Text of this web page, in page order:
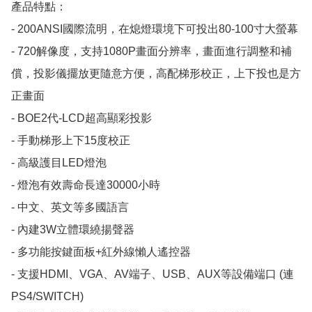
產品特點：
- 200ANSI國際流明，在熄燈環境下可投出80-100寸大螢幕
- 720解像度，支持1080P畫面分辨率，畫面進行調整和補
償，投影儀擺放更隨意方便，高配梯形校正，上下投也是方
正畫面
- BOE2代-LCD超高顯彩投影
- 手動梯形上下15度校正
- 高級護目LED燈泡
- 燈泡有效壽命長達30000小時
- 中文、英文等多國語言
- 內建3W立體環繞揚聲器
- 多功能按鍵面板+紅外線懶人遙控器
- 支援HDMI、VGA、AV端子、USB、AUX等設備端口 (連
PS4/SWITCH)